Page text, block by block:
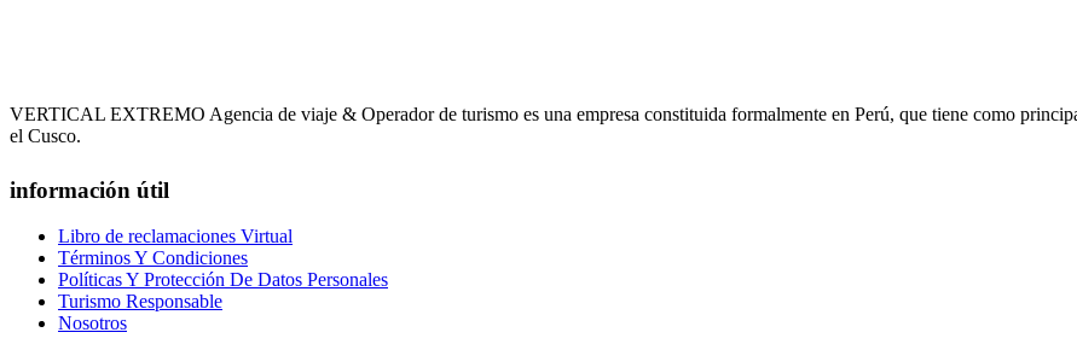
VERTICAL EXTREMO Agencia de viaje & Operador de turismo es una empresa constituida formalmente en Perú, que tiene como
el Cusco.
información útil
Libro de reclamaciones Virtual
Términos Y Condiciones
Políticas Y Protección De Datos Personales
Turismo Responsable
Nosotros